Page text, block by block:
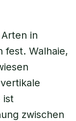
in
fest. Walhaie,
ist
zwischen